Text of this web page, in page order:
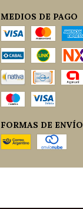
MEDIOS DE PAGO
FORMAS DE ENVÍO